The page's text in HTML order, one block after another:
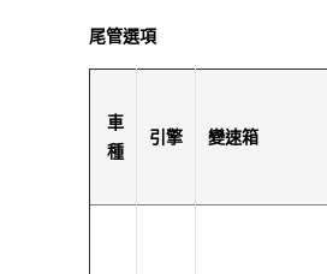
尾管選項
車
種
引擎 變速箱